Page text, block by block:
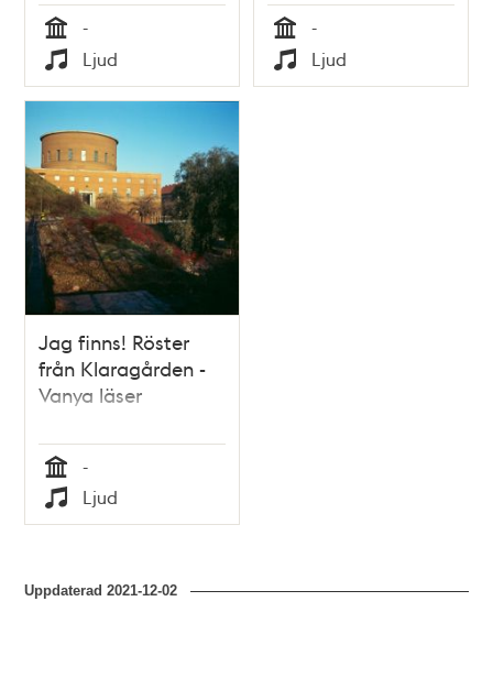
Tid
-
Typ
Ljud Tid
-
Typ
Ljud
Jag finns! Röster
från Klaragården -
Vanya läser
Tid
-
Typ
Ljud
Uppdaterad2021-12-02